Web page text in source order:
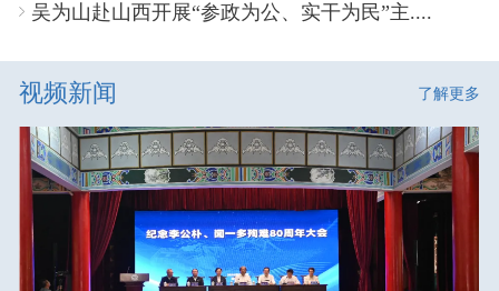
吴为山赴山西开展“参政为公、实干为民”主....
视频新闻 了解更多